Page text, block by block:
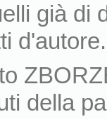
già di
d'autore.
della